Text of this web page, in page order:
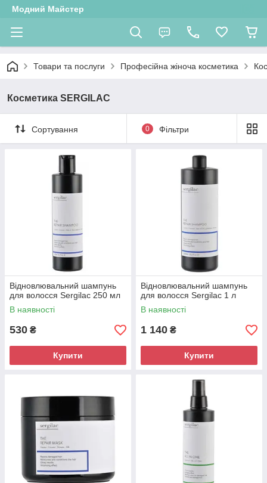
Модний Майстер
Товари та послуги Професійна жіноча косметика
Косметика SERGILAC
Сортування 0 Фільтри
Відновлювальний шампунь
для волосся Sergilac 250 мл
В наявності
530 ₴
Купити
Відновлювальний шампунь
для волосся Sergilac 1 л
В наявності
1 140 ₴
Купити